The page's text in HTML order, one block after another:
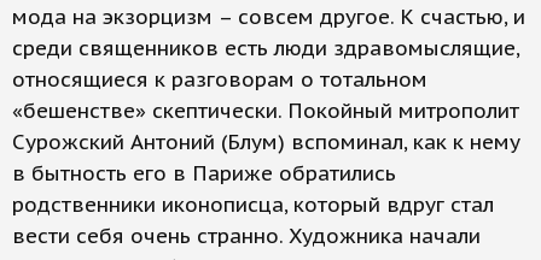
мода на экзорцизм – совсем другое. К счастью, и
среди священников есть люди здравомыслящие,
относящиеся к разговорам о тотальном
«бешенстве» скептически. Покойный митрополит
Сурожский Антоний (Блум) вспоминал, как к нему
в бытность его в Париже обратились
родственники иконописца, который вдруг стал
вести себя очень странно. Художника начали